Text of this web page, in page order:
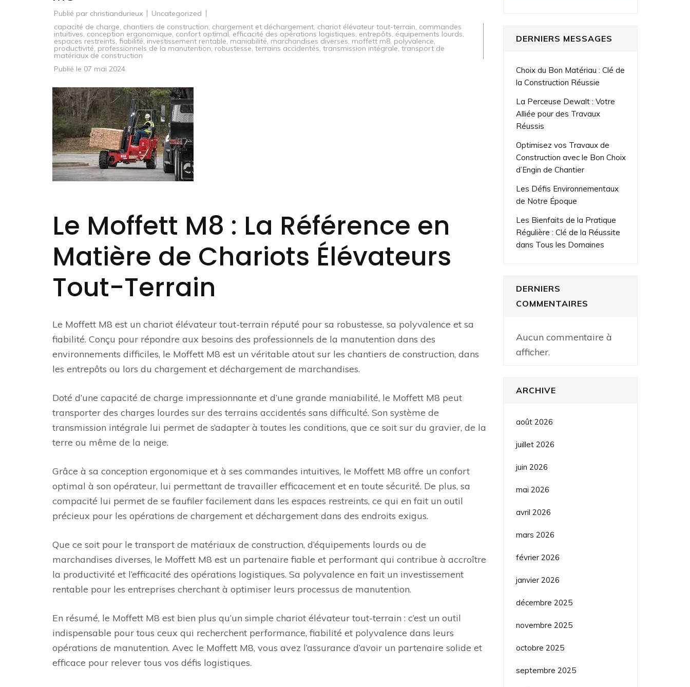
Publié par christiandurieux
Uncategorized
capacité de charge, chantiers de construction, chargement et déchargement, chariot élévateur tout-terrain, commandes
intuitives, conception ergonomique, confort optimal, efficacité des opérations logistiques, entrepôts, équipements lourds,
espaces restreints, fiabilité, investissement rentable, maniabilité, marchandises diverses, moffett m8, polyvalence,
productivité, professionnels de la manutention, robustesse, terrains accidentés, transmission intégrale, transport de
matériaux de construction
Publié le 07 mai 2024
Le Moffett M8 : La Référence en
Matière de Chariots Élévateurs
Tout-Terrain
Le Moffett M8 est un chariot élévateur tout-terrain réputé pour sa robustesse, sa polyvalence et sa
fiabilité. Conçu pour répondre aux besoins des professionnels de la manutention dans des
environnements difficiles, le Moffett M8 est un véritable atout sur les chantiers de construction, dans
les entrepôts ou lors du chargement et déchargement de marchandises.
Doté d’une capacité de charge impressionnante et d’une grande maniabilité, le Moffett M8 peut
transporter des charges lourdes sur des terrains accidentés sans difficulté. Son système de
transmission intégrale lui permet de s’adapter à toutes les conditions, que ce soit sur du gravier, de la
terre ou même de la neige.
Grâce à sa conception ergonomique et à ses commandes intuitives, le Moffett M8 offre un confort
optimal à son opérateur, lui permettant de travailler efficacement et en toute sécurité. De plus, sa
compacité lui permet de se faufiler facilement dans les espaces restreints, ce qui en fait un outil
précieux pour les opérations de chargement et déchargement dans des endroits exigus.
Que ce soit pour le transport de matériaux de construction, d’équipements lourds ou de
marchandises diverses, le Moffett M8 est un partenaire fiable et performant qui contribue à accroître
la productivité et l’efficacité des opérations logistiques. Sa polyvalence en fait un investissement
rentable pour les entreprises cherchant à optimiser leurs processus de manutention.
En résumé, le Moffett M8 est bien plus qu’un simple chariot élévateur tout-terrain : c’est un outil
indispensable pour tous ceux qui recherchent performance, fiabilité et polyvalence dans leurs
opérations de manutention. Avec le Moffett M8, vous avez l’assurance d’avoir un partenaire solide et
efficace pour relever tous vos défis logistiques.
DERNIERS MESSAGES
Choix du Bon Matériau : Clé de
la Construction Réussie
La Perceuse Dewalt : Votre
Alliée pour des Travaux
Réussis
Optimisez vos Travaux de
Construction avec le Bon Choix
d’Engin de Chantier
Les Défis Environnementaux
de Notre Époque
Les Bienfaits de la Pratique
Régulière : Clé de la Réussite
dans Tous les Domaines
DERNIERS
COMMENTAIRES
Aucun commentaire à
afficher.
ARCHIVE
août 2026
juillet 2026
juin 2026
mai 2026
avril 2026
mars 2026
février 2026
janvier 2026
décembre 2025
novembre 2025
octobre 2025
septembre 2025